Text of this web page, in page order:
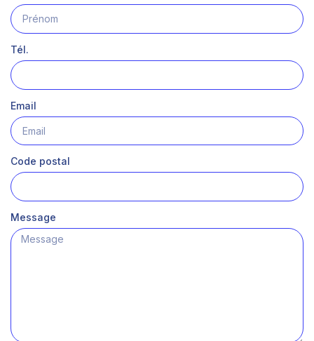
Tél.
Email
Code postal
Message